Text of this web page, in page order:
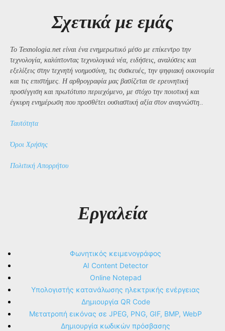
Σχετικά με εμάς
Το Texnologia.net είναι ένα ενημερωτικό μέσο με επίκεντρο την
τεχνολογία, καλύπτοντας τεχνολογικά νέα, ειδήσεις, αναλύσεις και
εξελίξεις στην τεχνητή νοημοσύνη, τις συσκευές, την ψηφιακή οικονομία
και τις επιστήμες. Η αρθρογραφία μας βασίζεται σε ερευνητική
προσέγγιση και πρωτότυπο περιεχόμενο, με στόχο την ποιοτική και
έγκυρη ενημέρωση που προσθέτει ουσιαστική αξία στον αναγνώστη..
Ταυτότητα
Όροι Χρήσης
Πολιτική Απορρήτου
Εργαλεία
Φωνητικός κειμενογράφος
AI Content Detector
Online Notepad
Υπολογιστής κατανάλωσης ηλεκτρικής ενέργειας
Δημιουργία QR Code
Μετατροπή εικόνας σε JPEG, PNG, GIF, BMP, WebP
Δημιουργία κωδικών πρόσβασης